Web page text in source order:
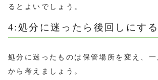
るとよいでしょう。
4:処分に迷ったら後回しにする
処分に迷ったものは保管場所を変え、
から考えましょう。